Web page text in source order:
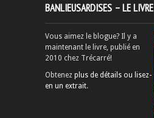
BANLIEUSARDISES – LE LIVRE
Vous aimez le blogue? Il y a
maintenant le livre, publié en
2010 chez Trécarré!
Obtenez plus de détails ou lisez-
en un extrait.